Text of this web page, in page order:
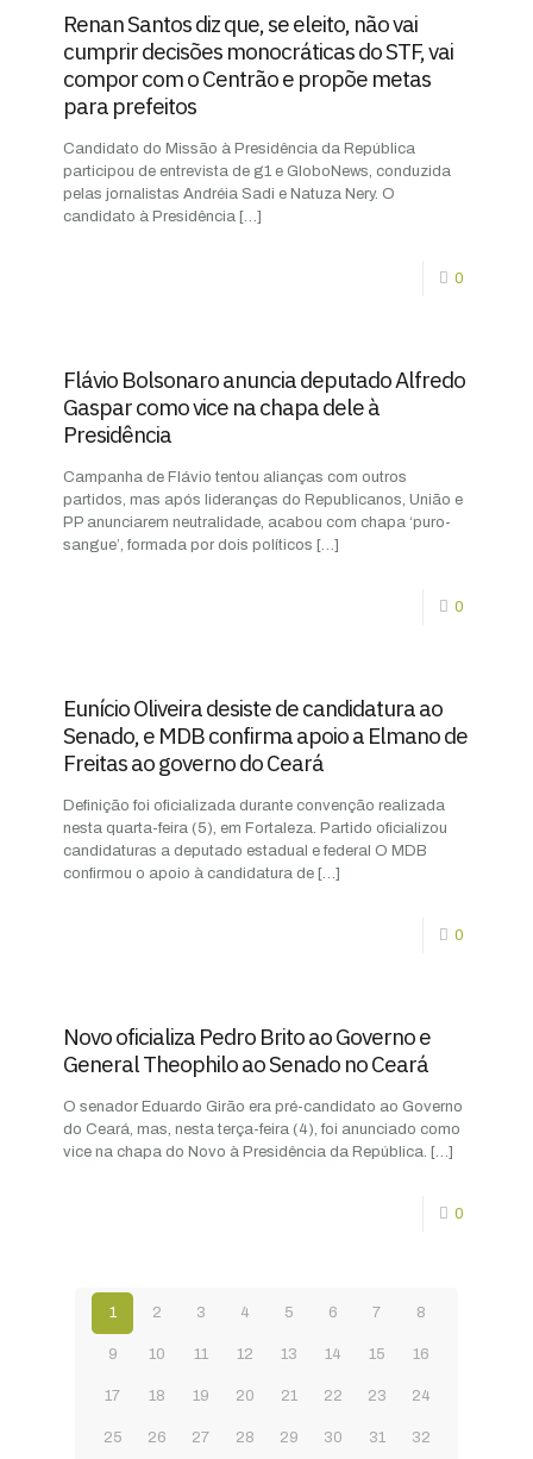
Renan Santos diz que, se eleito, não vai
cumprir decisões monocráticas do STF, vai
compor com o Centrão e propõe metas
para prefeitos
Candidato do Missão à Presidência da República
participou de entrevista de g1 e GloboNews, conduzida
pelas jornalistas Andréia Sadi e Natuza Nery. O
candidato à Presidência […]
0
Flávio Bolsonaro anuncia deputado Alfredo
Gaspar como vice na chapa dele à
Presidência
Campanha de Flávio tentou alianças com outros
partidos, mas após lideranças do Republicanos, União e
PP anunciarem neutralidade, acabou com chapa ‘puro-
sangue’, formada por dois políticos […]
0
Eunício Oliveira desiste de candidatura ao
Senado, e MDB confirma apoio a Elmano de
Freitas ao governo do Ceará
Definição foi oficializada durante convenção realizada
nesta quarta-feira (5), em Fortaleza. Partido oficializou
candidaturas a deputado estadual e federal O MDB
confirmou o apoio à candidatura de […]
0
Novo oficializa Pedro Brito ao Governo e
General Theophilo ao Senado no Ceará
O senador Eduardo Girão era pré-candidato ao Governo
do Ceará, mas, nesta terça-feira (4), foi anunciado como
vice na chapa do Novo à Presidência da República. […]
0
1 2 3 4 5 6 7 8
9 10 11 12 13 14 15 16
17 18 19 20 21 22 23 24
25 26 27 28 29 30 31 32